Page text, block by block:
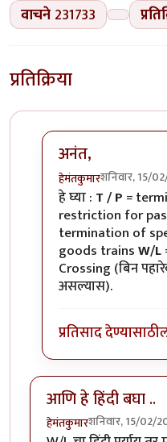
वाचने 231733
प्रतिक्रिया
अनंत,
हेमंतकुमारशनिवार, 15/
In reply toरेल्वे
हे घ्या : T / P =
restriction for
termination of
goods trainsW/L
Crossing (बिन
असल्यास).
प्रतिसाद देण्यासाठी
आणि हे हिंदी बघा ..
हेमंतकुमारशनिवार, 15/02/